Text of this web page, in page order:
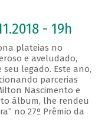
- 19h
plateias no
e aveludado,
legado. Este ano,
parcerias
Nascimento e
álbum, lhe rendeu
no 27º Prêmio da